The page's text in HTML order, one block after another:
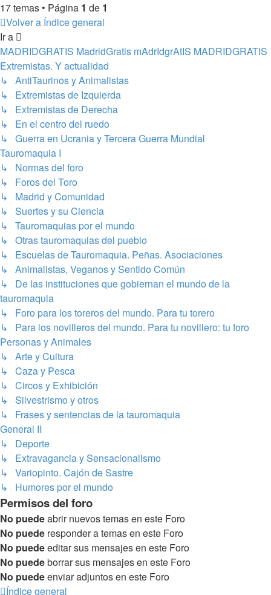
17 temas • Página 1 de 1
Volver a Índice general
Ir a
MADRIDGRATIS MadridGratis mAdrIdgrAtIS MADRIDGRATIS
Extremistas. Y actualidad
↳ AntiTaurinos y Animalistas
↳ Extremistas de Izquierda
↳ Extremistas de Derecha
↳ En el centro del ruedo
↳ Guerra en Ucrania y Tercera Guerra Mundial
Tauromaquia I
↳ Normas del foro
↳ Foros del Toro
↳ Madrid y Comunidad
↳ Suertes y su Ciencia
↳ Tauromaquias por el mundo
↳ Otras tauromaquias del pueblo
↳ Escuelas de Tauromaquia. Peñas. Asociaciones
↳ Animalistas, Veganos y Sentido Común
↳ De las instituciones que gobiernan el mundo de la
tauromaquia
↳ Foro para los toreros del mundo. Para tu torero
↳ Para los novilleros del mundo. Para tu novillero: tu foro
Personas y Animales
↳ Arte y Cultura
↳ Caza y Pesca
↳ Circos y Exhibición
↳ Silvestrismo y otros
↳ Frases y sentencias de la tauromaquia
General II
↳ Deporte
↳ Extravagancia y Sensacionalismo
↳ Variopinto. Cajón de Sastre
↳ Humores por el mundo
Permisos del foro
No puedeabrir nuevos temas en este Foro
No puede responder a temas en este Foro
No puedeeditar sus mensajes en este Foro
No puedeborrar sus mensajes en este Foro
No puedeenviar adjuntos en este Foro
Índice general